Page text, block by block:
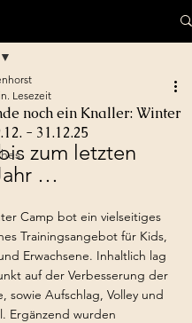
noch ein Knaller: Winter
- 31.12.25
Lesezeit
zum letzten
…
Camp bot ein vielseitiges
Trainingsangebot für Kids,
Erwachsene. Inhaltlich lag
auf der Verbesserung der
sowie Aufschlag, Volley und
Ergänzend wurden